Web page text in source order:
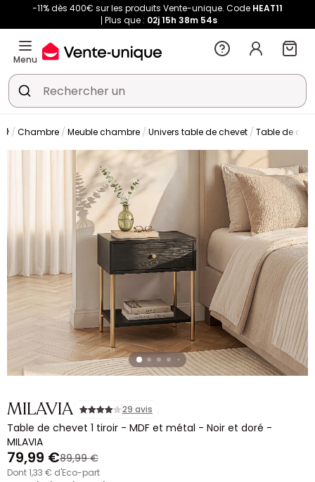
-11% dès 400€ sur les produits Vente-unique. Code HEAT11
Plus que : 02j 15h 38m 54s
Menu
Chambre Meuble chambre Univers table de chevet Table de
MILAVIA 29 avis
Table de chevet 1 tiroir - MDF et métal - Noir et doré -
MILAVIA
79,99 €89,99 €
dont 1,33 € d'Eco-part